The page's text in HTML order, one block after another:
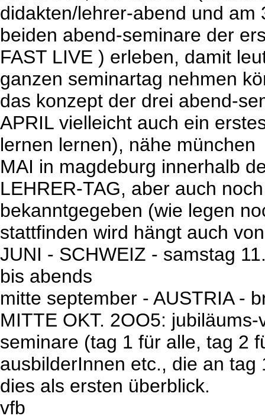
didakten/lehrer-abend und
beiden abend-seminare der
FAST LIVE ) erleben, damit
ganzen seminartag nehmen
das konzept der drei abend-
APRIL vielleicht auch ein
lernen lernen), nähe münchen
MAI in magdeburg innerhalb
LEHRER-TAG, aber auch
bekanntgegeben (wie legen
stattfinden wird hängt auch
JUNI - SCHWEIZ - samstag
bis abends
mitte september - AUSTRIA -
MITTE OKT. 2OO5:
seminare (tag 1 für alle, tag 2
ausbilderInnen etc., die an tag
dies als ersten überblick.
vfb